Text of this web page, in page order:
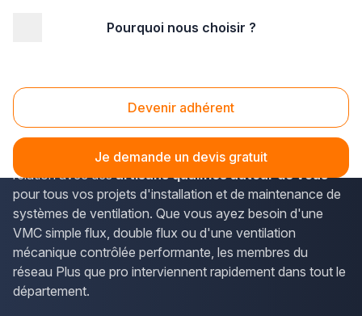
Pourquoi nous choisir ?
Devenir adhérent
Je demande un devis gratuit
Ventilation Indre-et-Loire (37)
Vous recherchez un professionnel de laventilationen
Indre-et-Loire ? La solution Plus que pro vous met en
relation avec desartisans qualifiés autour de vous
pour tous vos projets d'installation et de maintenance de
systèmes de ventilation. Que vous ayez besoin d'une
VMC simple flux, double flux ou d'une ventilation
mécanique contrôlée performante, les membres du
réseau Plus que pro interviennent rapidement dans tout le
département.